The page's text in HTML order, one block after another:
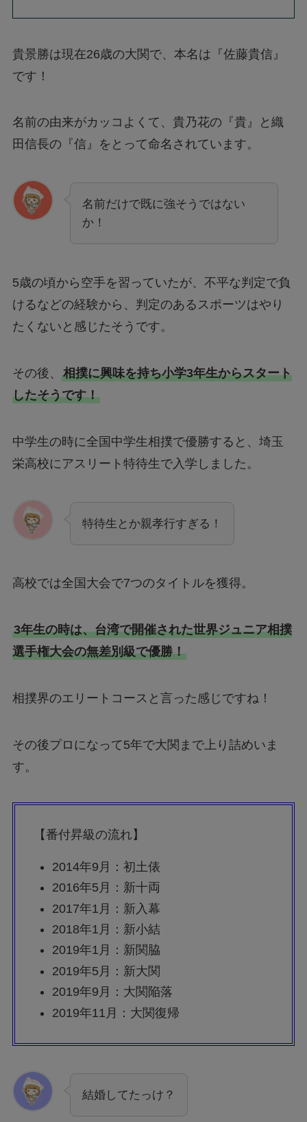
貴景勝は現在26歳の大関で、本名は『佐藤貴信』
です！
名前の由来がカッコよくて、貴乃花の『貴』と織
田信長の『信』をとって命名されています。
名前だけで既に強そうではない
か！
5歳の頃から空手を習っていたが、不平な判定で負
けるなどの経験から、判定のあるスポーツはやり
たくないと感じたそうです。
その後、 相撲に興味を持ち小学3年生からスタート
したそうです！
中学生の時に全国中学生相撲で優勝すると、埼玉
栄高校にアスリート特待生で入学しました。
特待生とか親孝行すぎる！
高校では全国大会で7つのタイトルを獲得。
3年生の時は、台湾で開催された世界ジュニア相撲
選手権大会の無差別級で優勝！
相撲界のエリートコースと言った感じですね！
その後プロになって5年で大関まで上り詰めいま
す。
【番付昇級の流れ】
2014年9月：初土俵
2016年5月：新十両
2017年1月：新入幕
2018年1月：新小結
2019年1月：新関脇
2019年5月：新大関
2019年9月：大関陥落
2019年11月：大関復帰
結婚してたっけ？